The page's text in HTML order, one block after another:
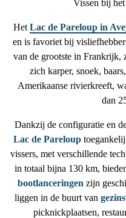
Vissen bij
Het Lac de Pareloup in
en is favoriet bij
van de grootste in Frankrijk,
zich karper, snoek,
Amerikaanse rivierkreeft,
dan
Dankzij de configuratie en
Lac de Pareloup
vissers, met verschillende
in totaal bijna 130 km,
bootlanceringen zijn
liggen in de buurt van
picknickplaatsen,